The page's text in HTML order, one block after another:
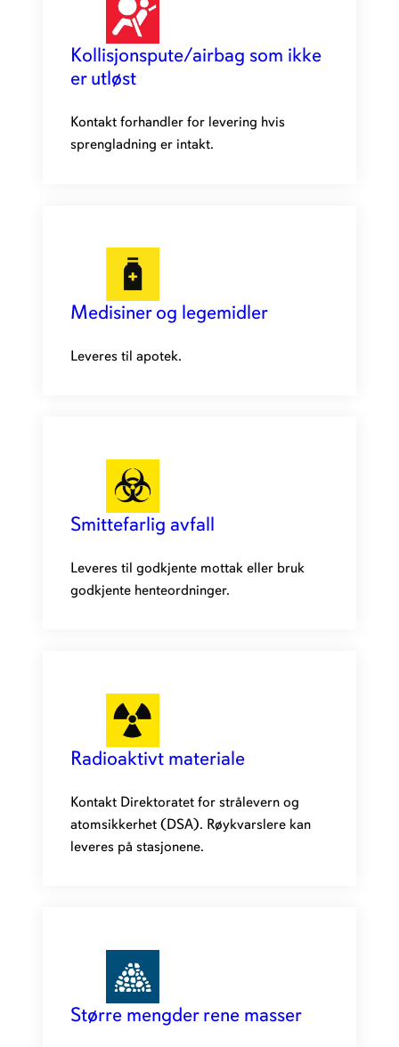
Kollisjonspute/airbag som ikke
er utløst
Kontakt forhandler for levering hvis
sprengladning er intakt.
Medisiner og legemidler
Leveres til apotek.
Smittefarlig avfall
Leveres til godkjente mottak eller bruk
godkjente henteordninger.
Radioaktivt materiale
Kontakt Direktoratet for strålevern og
atomsikkerhet (DSA). Røykvarslere kan
leveres på stasjonene.
Større mengder rene masser